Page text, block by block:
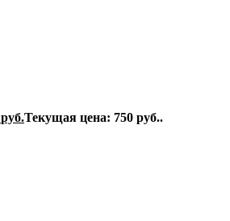
руб.Текущая цена: 750 руб..